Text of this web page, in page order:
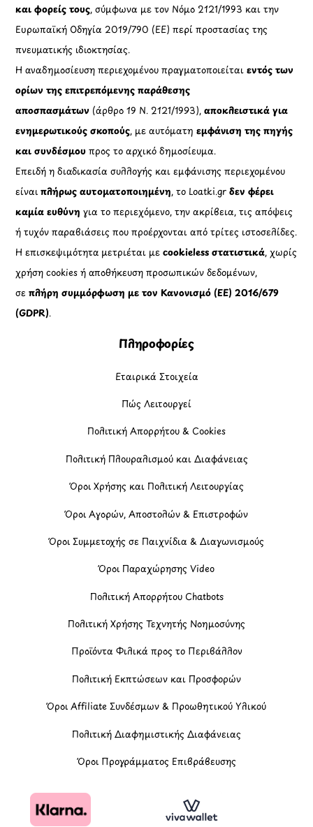
και φορείς τους, σύμφωνα με τον Νόμο 2121/1993 και την
Ευρωπαϊκή Οδηγία 2019/790 (ΕΕ) περί προστασίας της
πνευματικής ιδιοκτησίας.
Η αναδημοσίευση περιεχομένου πραγματοποιείταιεντός των
ορίων της επιτρεπόμενης παράθεσης
αποσπασμάτων (άρθρο 19 Ν. 2121/1993), αποκλειστικά για
ενημερωτικούς σκοπούς, με αυτόματηεμφάνιση της πηγής
και συνδέσμου προς το αρχικό δημοσίευμα.
Επειδή η διαδικασία συλλογής και εμφάνισης περιεχομένου
είναιπλήρως αυτοματοποιημένη, το Loatki.grδεν φέρει
καμία ευθύνη για το περιεχόμενο, την ακρίβεια, τις απόψεις
ή τυχόν παραβιάσεις που προέρχονται από τρίτες ιστοσελίδες.
Η επισκεψιμότητα μετριέται μεcookieless στατιστικά, χωρίς
χρήση cookies ή αποθήκευση προσωπικών δεδομένων,
σεπλήρη συμμόρφωση με τον Κανονισμό (ΕΕ) 2016/679
(GDPR).
Πληροφορίες
Εταιρικά Στοιχεία
Πώς Λειτουργεί
Πολιτική Απορρήτου & Cookies
Πολιτική Πλουραλισμού και Διαφάνειας
Όροι Χρήσης και Πολιτική Λειτουργίας
Όροι Αγορών, Αποστολών & Επιστροφών
Όροι Συμμετοχής σε Παιχνίδια & Διαγωνισμούς
Όροι Παραχώρησης Video
Πολιτική Απορρήτου Chatbots
Πολιτική Χρήσης Τεχνητής Νοημοσύνης
Προϊόντα Φιλικά προς το Περιβάλλον
Πολιτική Εκπτώσεων και Προσφορών
Όροι Affiliate Συνδέσμων & Προωθητικού Υλικού
Πολιτική Διαφημιστικής Διαφάνειας
Όροι Προγράμματος Επιβράβευσης